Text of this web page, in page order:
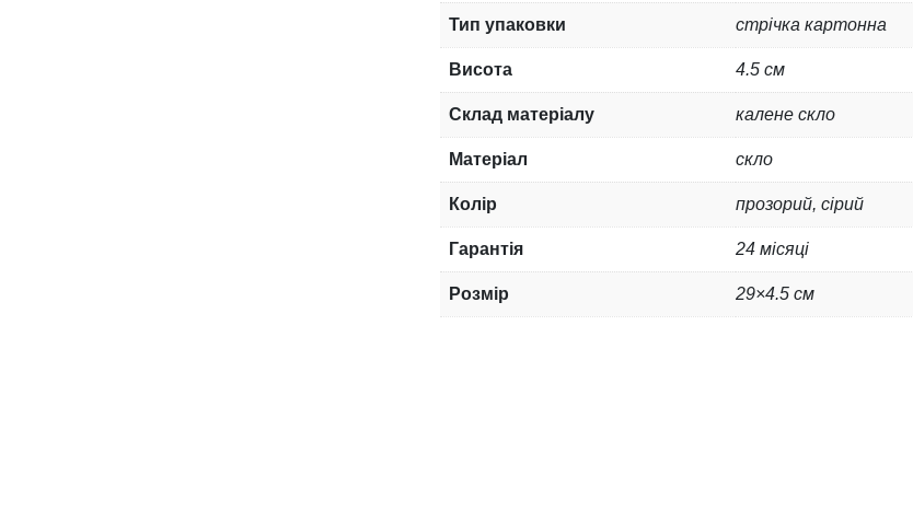
Тип упаковки стрічка картонна
Висота 4.5 см
Склад матеріалу калене скло
Матеріал скло
Колір прозорий, сірий
Гарантія 24 місяці
Розмір 29×4.5 см